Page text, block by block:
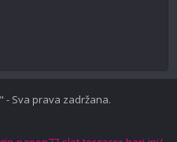
" - Sva prava zadržana.